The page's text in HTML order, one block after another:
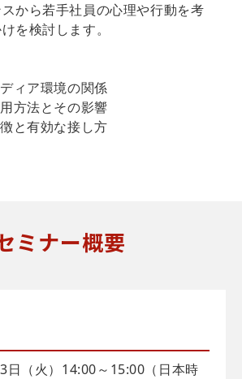
から若手社員の心理や行動を考
を検討します。
ィア環境の関係
方法とその影響
と有効な接し方
ミナー概要
日（火）14:00～15:00（日本時